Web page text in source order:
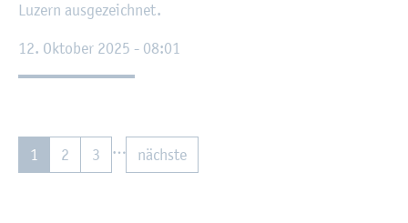
Lu­zern aus­ge­zeich­net.
12. Ok­to­ber 2025 - 08:01
1 2 3 … nächs­te